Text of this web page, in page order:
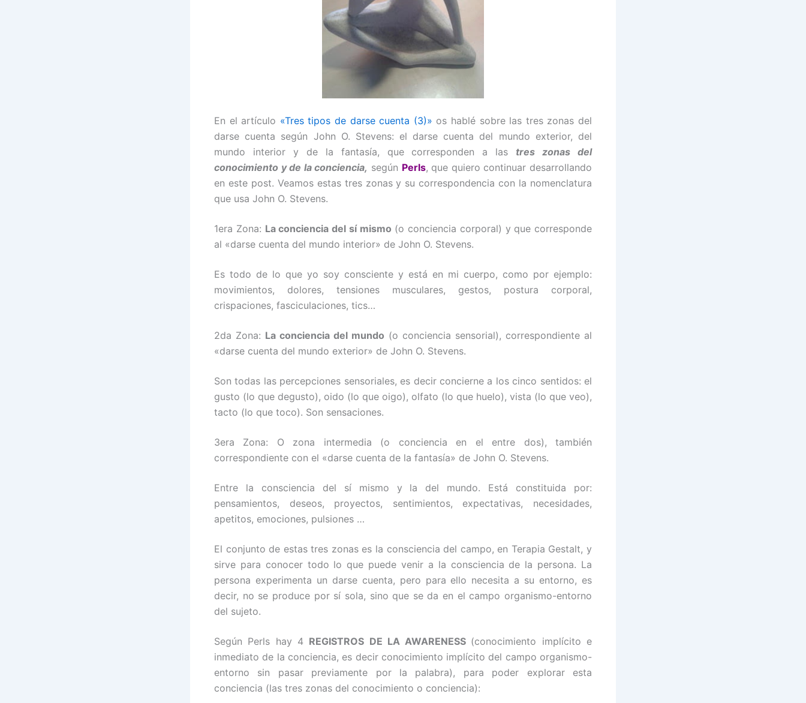
En el artículo «Tres tipos de darse cuenta (3)» os hablé sobre las tres zonas del
darse cuenta según John O. Stevens: el darse cuenta del mundo exterior, del
mundo interior y de la fantasía, que corresponden a las tres zonas del
conocimiento y de la conciencia, según Perls, que quiero continuar desarrollando
en este post. Veamos estas tres zonas y su correspondencia con la nomenclatura
que usa John O. Stevens.
1era Zona: La conciencia del sí mismo (o conciencia corporal) y que corresponde
al «darse cuenta del mundo interior» de John O. Stevens.
Es todo de lo que yo soy consciente y está en mi cuerpo, como por ejemplo:
movimientos, dolores, tensiones musculares, gestos, postura corporal,
crispaciones, fasciculaciones, tics…
2da Zona: La conciencia del mundo (o conciencia sensorial), correspondiente al
«darse cuenta del mundo exterior» de John O. Stevens.
Son todas las percepciones sensoriales, es decir concierne a los cinco sentidos: el
gusto (lo que degusto), oido (lo que oigo), olfato (lo que huelo), vista (lo que veo),
tacto (lo que toco). Son sensaciones.
3era Zona: O zona intermedia (o conciencia en el entre dos), también
correspondiente con el «darse cuenta de la fantasía» de John O. Stevens.
Entre la consciencia del sí mismo y la del mundo. Está constituida por:
pensamientos, deseos, proyectos, sentimientos, expectativas, necesidades,
apetitos, emociones, pulsiones …
El conjunto de estas tres zonas es la consciencia del campo, en Terapia Gestalt, y
sirve para conocer todo lo que puede venir a la consciencia de la persona. La
persona experimenta un darse cuenta, pero para ello necesita a su entorno, es
decir, no se produce por sí sola, sino que se da en el campo organismo-entorno
del sujeto.
Según Perls hay 4 REGISTROS DE LA AWARENESS (conocimiento implícito e
inmediato de la conciencia, es decir conocimiento implícito del campo organismo-
entorno sin pasar previamente por la palabra), para poder explorar esta
conciencia (las tres zonas del conocimiento o conciencia):